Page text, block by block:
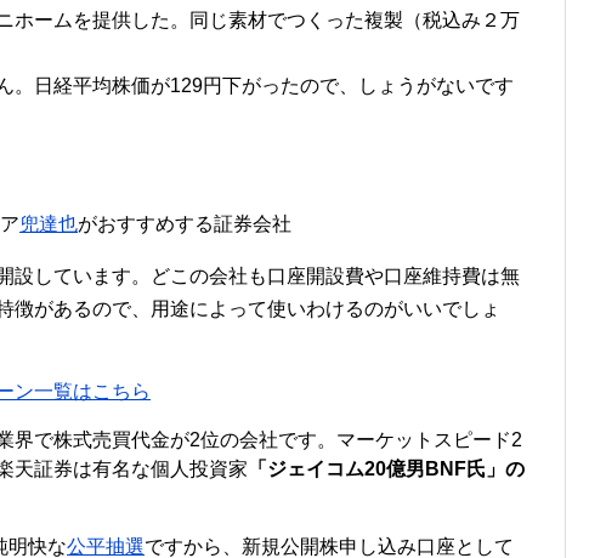
ホームを提供した。同じ素材でつくった複製（税込み２万
。日経平均株価が129円下がったので、しょうがないです
兜達也がおすすめする証券会社
設しています。どこの会社も口座開設費や口座維持費は無
徴があるので、用途によって使いわけるのがいいでしょ
ン一覧はこちら
界で株式売買代金が2位の会社です。マーケットスピード2
天証券は有名な個人投資家 「ジェイコム20億男BNF氏」の
明快な公平抽選ですから、新規公開株申し込み口座として